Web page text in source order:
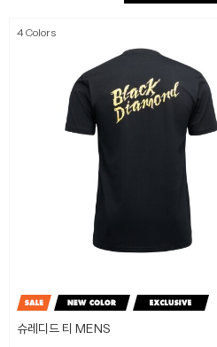
4 Colors
슈레디드 티 MENS